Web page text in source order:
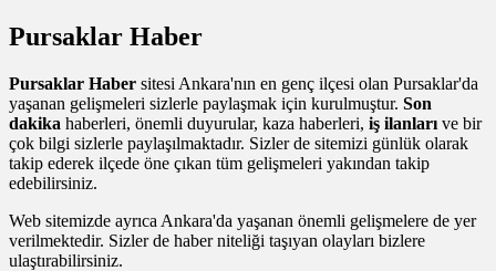
Pursaklar Haber
Pursaklar Haber sitesi Ankara'nın en genç ilçesi olan Pursaklar'da
yaşanan gelişmeleri sizlerle paylaşmak için kurulmuştur. Son
dakika haberleri, önemli duyurular, kaza haberleri, iş ilanları ve bir
çok bilgi sizlerle paylaşılmaktadır. Sizler de sitemizi günlük olarak
takip ederek ilçede öne çıkan tüm gelişmeleri yakından takip
edebilirsiniz.
Web sitemizde ayrıca Ankara'da yaşanan önemli gelişmelere de yer
verilmektedir. Sizler de haber niteliği taşıyan olayları bizlere
ulaştırabilirsiniz.